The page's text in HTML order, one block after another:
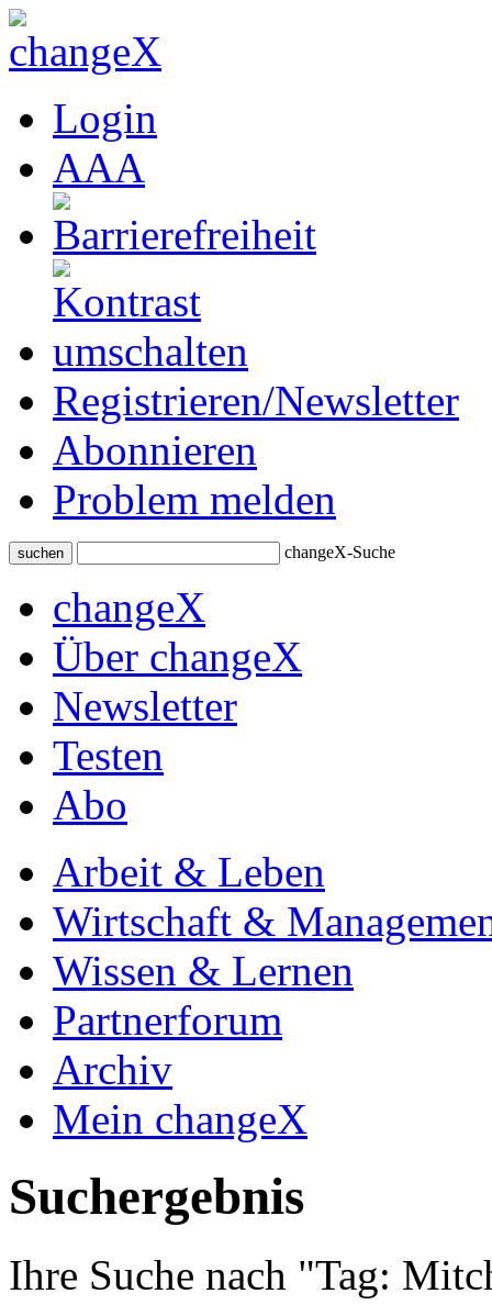
Login
AAA
Registrieren/Newsletter
Abonnieren
Problem melden
suchen changeX-Suche
changeX
Über changeX
Newsletter
Testen
Abo
Arbeit & Leben
Wirtschaft &
Wissen & Lernen
Partnerforum
Archiv
Mein changeX
Suchergebnis
Ihre Suche nach "Tag: